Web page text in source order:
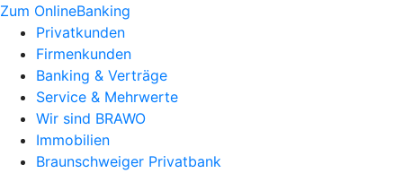
Zum OnlineBanking
Privatkunden
Firmenkunden
Banking & Verträge
Service & Mehrwerte
Wir sind BRAWO
Immobilien
Braunschweiger Privatbank